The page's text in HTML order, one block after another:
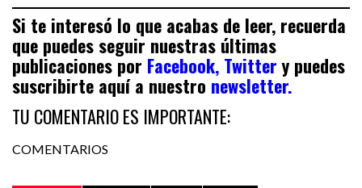
Si te interesó lo que acabas de leer, recuerda
que puedes seguir nuestras últimas
publicaciones por Facebook, Twitter y puedes
suscribirte aquí a nuestro newsletter.
TU COMENTARIO ES IMPORTANTE:
COMENTARIOS